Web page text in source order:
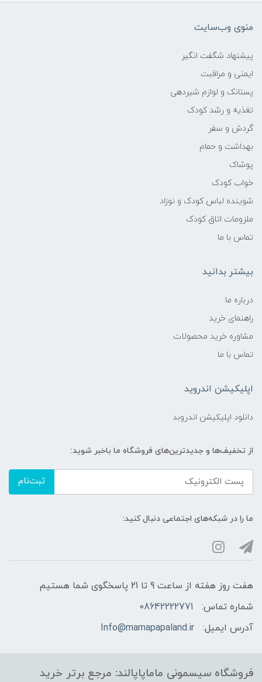
منوی وب‌سایت
پیشنهاد شگفت انگیر
ایمنی و مراقبت
پستانک و لوازم شیردهی
تغذیه و رشد کودک
گردش و سفر
بهداشت و حمام
پوشاک
خواب کودک
شوینده لباس کودک و نوزاد
ملزومات اتاق کودک
تماس با ما
بیشتر بدانید
درباره ما
راهنمای خرید
مشاوره خرید محصولات
تماس با ما
اپلیکیشن اندروید
دانلود اپلیکیشن اندروبد
از تخفیف‌ها و جدیدترین‌های فروشگاه ما باخبر شوید:
ثبت‌نام
ما را در شبکه‌های اجتماعی دنبال کنید:
هفت روز هفته از ساعت 9 تا 21 پاسخگوی شما هستیم
شماره تماس:
08642222771
آدرس ایمیل:
Info@mamapapaland.ir
فروشگاه سیسمونی ماماپاپالند: مرجع برتر خرید